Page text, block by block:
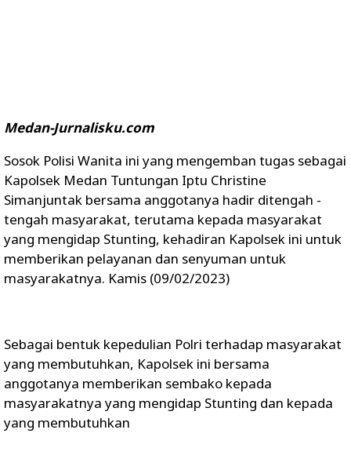
Medan-Jurnalisku.com
Sosok Polisi Wanita ini yang mengemban tugas sebagai
Kapolsek Medan Tuntungan Iptu Christine
Simanjuntak bersama anggotanya hadir ditengah -
tengah masyarakat, terutama kepada masyarakat
yang mengidap Stunting, kehadiran Kapolsek ini untuk
memberikan pelayanan dan senyuman untuk
masyarakatnya. Kamis (09/02/2023)
Sebagai bentuk kepedulian Polri terhadap masyarakat
yang membutuhkan, Kapolsek ini bersama
anggotanya memberikan sembako kepada
masyarakatnya yang mengidap Stunting dan kepada
yang membutuhkan